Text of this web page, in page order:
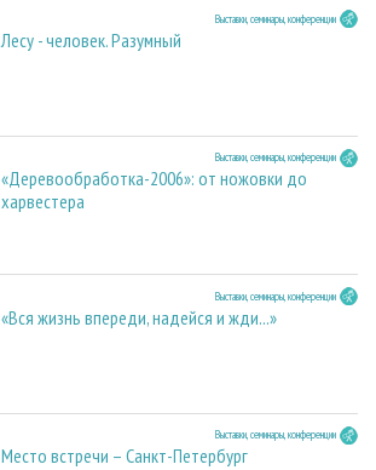
Выставки, семинары, конференции
Лесу - человек. Разумный
Выставки, семинары, конференции
«Деревообработка-2006»: от ножовки до
харвестера
Выставки, семинары, конференции
«Вся жизнь впереди, надейся и жди...»
Выставки, семинары, конференции
Место встречи – Санкт-Петербург